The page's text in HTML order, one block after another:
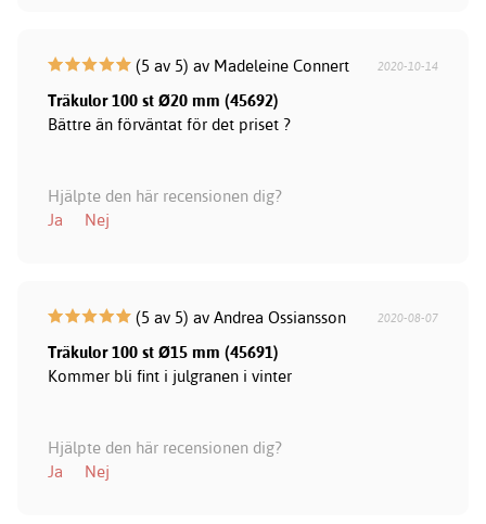
(5 av 5) av Madeleine Connert 2020-10-14
Träkulor 100 st Ø20 mm (45692)
Bättre än förväntat för det priset ?
Hjälpte den här recensionen dig?
Ja
Nej
(5 av 5) av Andrea Ossiansson 2020-08-07
Träkulor 100 st Ø15 mm (45691)
Kommer bli fint i julgranen i vinter
Hjälpte den här recensionen dig?
Ja
Nej